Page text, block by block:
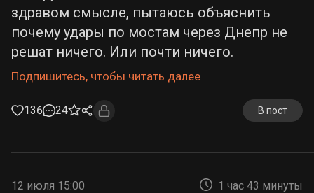
здравом смысле, пытаюсь объяснить
почему удары по мостам через Днепр не
решат ничего. Или почти ничего.
Подпишитесь, чтобы читать далее
136 24 В пост
12 июля 15:00 1 час 43 минуты